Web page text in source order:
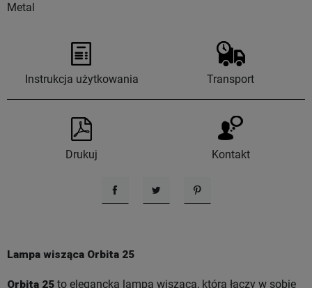
Metal
Instrukcja użytkowania Transport
Drukuj Kontakt
UdostępnijTweetujPinterest
Lampa wisząca Orbita 25
Orbita 25 to elegancka lampa wisząca, która łączy w sobie